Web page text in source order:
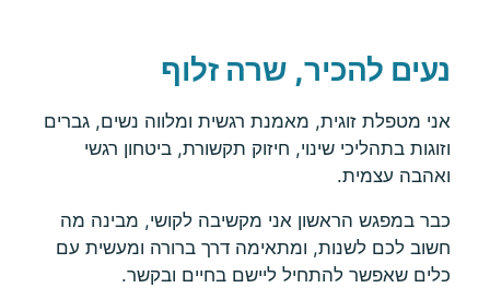
נעים להכיר, שרה זלוף
אני מטפלת זוגית, מאמנת רגשית ומלווה נשים, גברים
וזוגות בתהליכי שינוי, חיזוק תקשורת, ביטחון רגשי
ואהבה עצמית.
כבר במפגש הראשון אני מקשיבה לקושי, מבינה מה
חשוב לכם לשנות, ומתאימה דרך ברורה ומעשית עם
כלים שאפשר להתחיל ליישם בחיים ובקשר.